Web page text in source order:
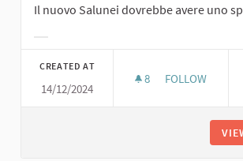
Il nuovo Salunei dovrebbe avere uno
CREATED AT
14/12/2024
8 8 FOLLOWERS
FOLLOW